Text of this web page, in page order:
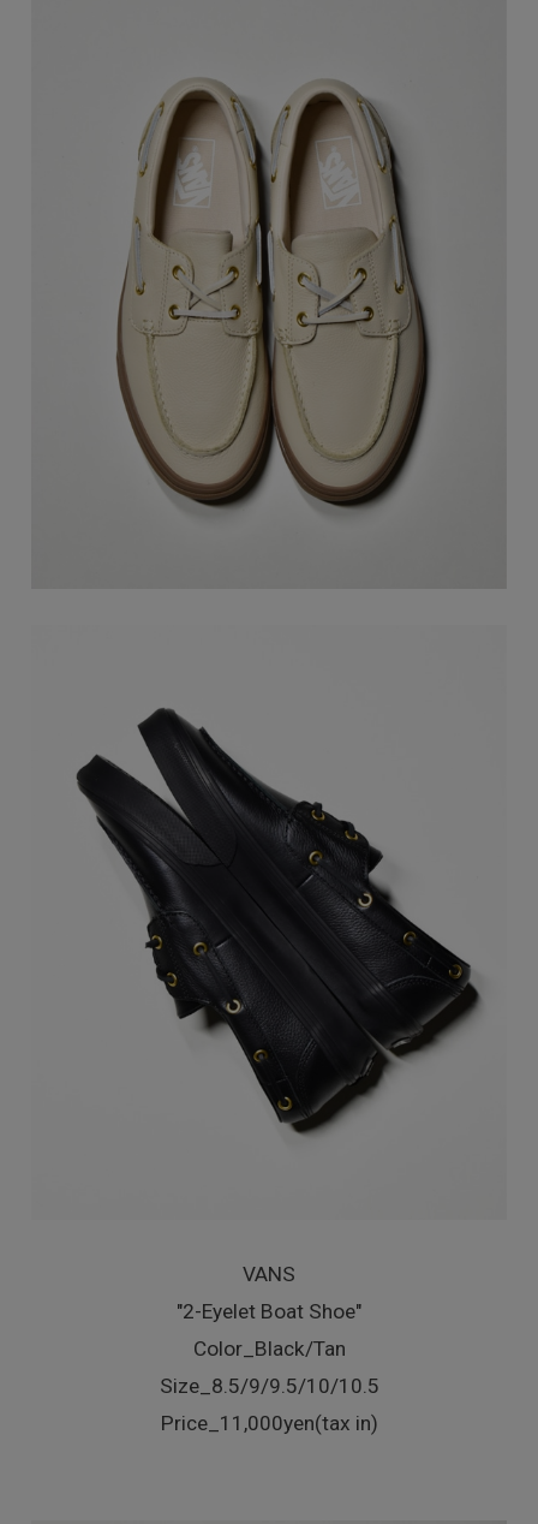
VANS
"2-Eyelet Boat Shoe"
Color_Black/Tan
Size_8.5/9/9.5/10/10.5
Price_11,000yen(tax in)